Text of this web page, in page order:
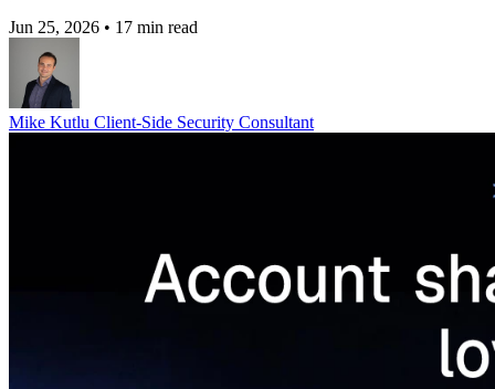
Jun 25, 2026 • 17 min read
Mike Kutlu Client-Side Security Consultant